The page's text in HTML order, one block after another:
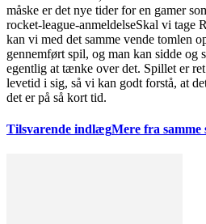
måske er det nye tider for en gamer
rocket-league-anmeldelseSkal vi tage
kan vi med det samme vende tomlen
gennemført spil, og man kan sidde og
egentlig at tænke over det. Spillet er
levetid i sig, så vi kan godt forstå, at
det er på så kort tid.
Tilsvarende indlægMere fra samme